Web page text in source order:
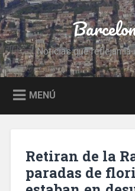
Saltar
al
contenido
Buscar
Noticias que reflejan la
MENÚ
Retiran de la
paradas de